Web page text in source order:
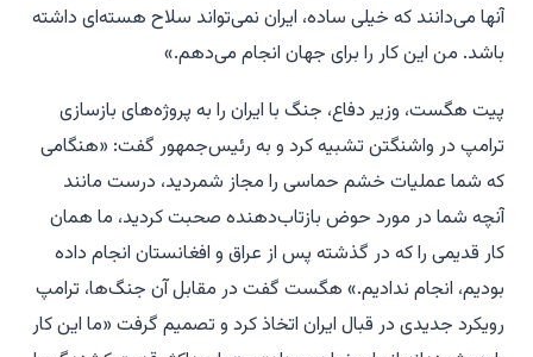
آنها می‌دانند که خیلی ساده، ایران نمی‌تواند سلاح هسته‌ای داشته
باشد. من این کار را برای جهان انجام می‌دهم.»
پیت هگست، وزیر دفاع، جنگ با ایران را به پروژه‌های بازسازی
ترامپ در واشنگتن تشبیه کرد و به رئیس‌جمهور گفت: «هنگامی
که شما عملیات خشم حماسی را مجاز شمردید، درست مانند
آنچه شما در مورد حوض بازتاب‌دهنده صحبت کردید، ما همان
کار قدیمی را که در گذشته پس از عراق و افغانستان انجام داده
بودیم، انجام ندادیم.» هگست گفت در مقابل آن جنگ‌ها، ترامپ
رویکرد جدیدی در قبال ایران اتخاذ کرد و تصمیم گرفت «ما این کار